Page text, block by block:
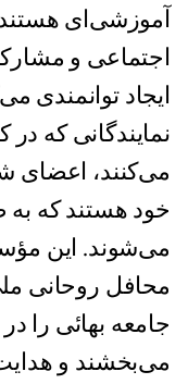
آموزشی‌ای
اجتماعی و
ایجاد توانمندی
نمایندگانی که
می‌کنند، اعضای
خود هستند که به
می‌شوند. این
محافل روحانی
جامعه بهائی را
می‌بخشند و